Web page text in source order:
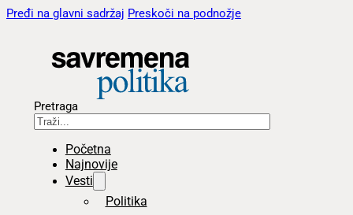
Pređi na glavni sadržaj Preskoči na podnožje
Pretraga
Početna
Najnovije
Vesti
Politika